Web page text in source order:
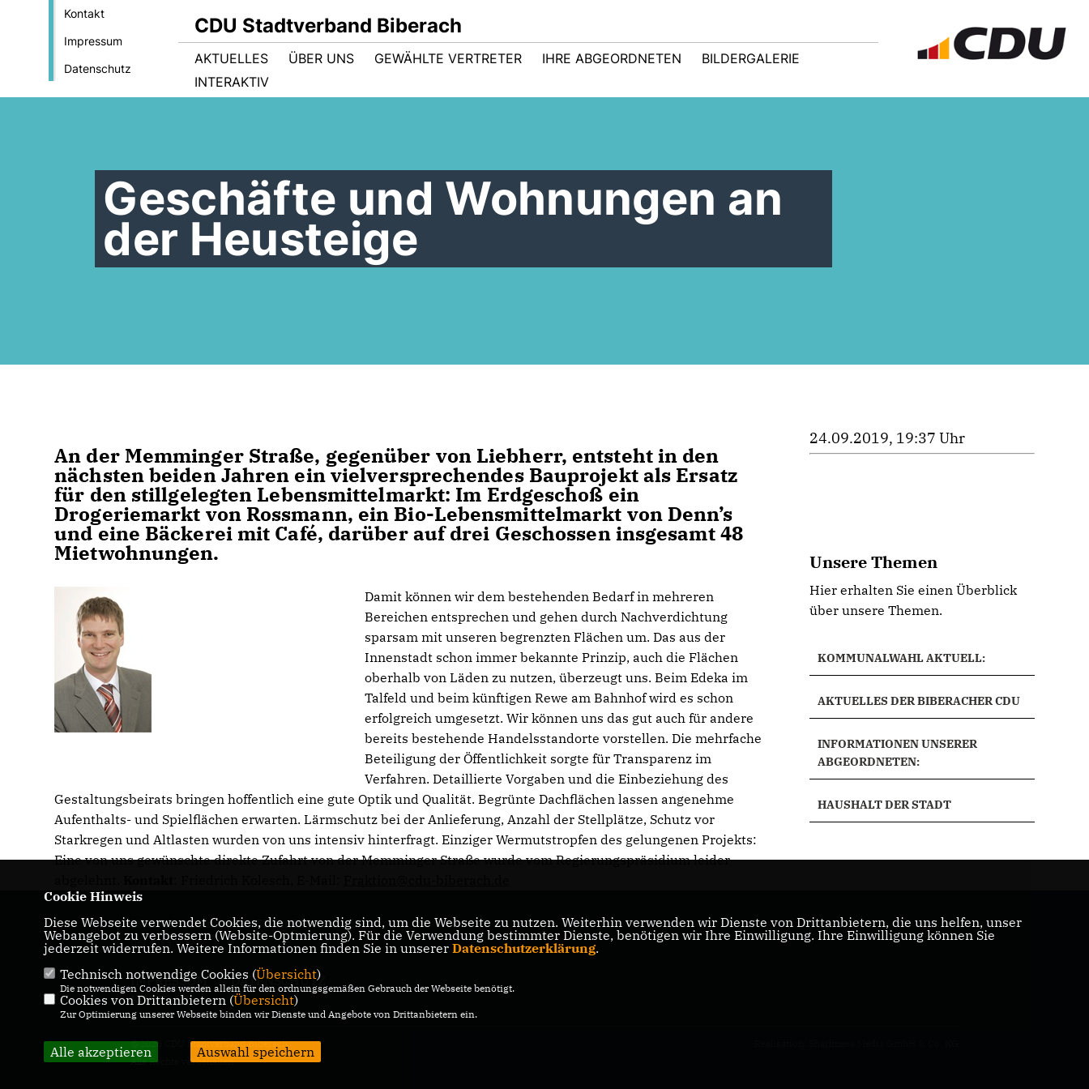
Kontakt
Impressum
Datenschutz
CDU Stadtverband Biberach
AKTUELLES ÜBER UNS GEWÄHLTE VERTRETER IHRE ABGEORDNETEN
BILDERGALERIE
INTERAKTIV
Geschäfte und Wohnungen an
der Heusteige
An der Memminger Straße, gegenüber von Liebherr, entsteht in den
nächsten beiden Jahren ein vielversprechendes Bauprojekt als Ersatz
für den stillgelegten Lebensmittelmarkt: Im Erdgeschoß ein
Drogeriemarkt von Rossmann, ein Bio-Lebensmittelmarkt von Denn’s
und eine Bäckerei mit Café, darüber auf drei Geschossen insgesamt 48
Mietwohnungen.
Damit können wir dem bestehenden Bedarf in mehreren
Bereichen entsprechen und gehen durch Nachverdichtung
sparsam mit unseren begrenzten Flächen um. Das aus der
Innenstadt schon immer bekannte Prinzip, auch die Flächen
oberhalb von Läden zu nutzen, überzeugt uns. Beim Edeka im
Talfeld und beim künftigen Rewe am Bahnhof wird es schon
erfolgreich umgesetzt. Wir können uns das gut auch für andere
bereits bestehende Handelsstandorte vorstellen. Die mehrfache
Beteiligung der Öffentlichkeit sorgte für Transparenz im
Verfahren. Detaillierte Vorgaben und die Einbeziehung des
Gestaltungsbeirats bringen hoffentlich eine gute Optik und Qualität. Begrünte Dachflächen lassen angenehme
Aufenthalts- und Spielflächen erwarten. Lärmschutz bei der Anlieferung, Anzahl der Stellplätze, Schutz vor
Starkregen und Altlasten wurden von uns intensiv hinterfragt. Einziger Wermutstropfen des gelungenen Projekts:
Eine von uns gewünschte direkte Zufahrt von der Memminger Straße wurde vom Regierungspräsidium leider
24.09.2019, 19:37 Uhr
Unsere Themen
Hier erhalten Sie einen Überblick
über unsere Themen.
KOMMUNALWAHL AKTUELL:
AKTUELLES DER BIBERACHER CDU
INFORMATIONEN UNSERER
ABGEORDNETEN:
HAUSHALT DER STADT
Biberach . Aktuelles der CDU in Biberach an
der Riss.
IMPRESSUM
DATENSCHUTZ
KONTAKT
@2026 CDU Stadtverband Biberach
Alle Rechte vorbehalten.
Cookie Hinweis
Diese Webseite verwendet Cookies, die notwendig sind, um die Webseite zu nutzen. Weiterhin verwenden wir Dienste von Drittanbietern, die uns helfen, unser
Webangebot zu verbessern (Website-Optmierung). Für die Verwendung bestimmter Dienste, benötigen wir Ihre Einwilligung. Ihre Einwilligung können Sie
jederzeit widerrufen. Weitere Informationen finden Sie in unserer Datenschutzerklärung.
Technisch notwendige Cookies (Übersicht)
Die notwendigen Cookies werden allein für den ordnungsgemäßen Gebrauch der Webseite benötigt.
Cookies von Drittanbietern (Übersicht)
Zur Optimierung unserer Webseite binden wir Dienste und Angebote von Drittanbietern ein.
Alle akzeptieren Auswahl speichern